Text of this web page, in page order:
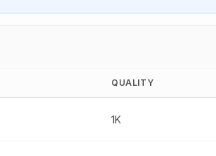
QUALITY
1K